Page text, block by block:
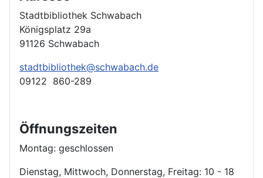
Stadtbibliothek Schwabach
Königsplatz 29a
91126 Schwabach
stadtbibliothek@schwabach.de
09122 860-289
Öffnungszeiten
Montag: geschlossen
Dienstag, Mittwoch, Donnerstag, Freitag: 10 - 18